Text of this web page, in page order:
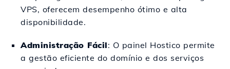
VPS, oferecem desempenho ótimo e alta
disponibilidade.
Administração Fácil: O painel Hostico permite
a gestão eficiente do domínio e dos serviços